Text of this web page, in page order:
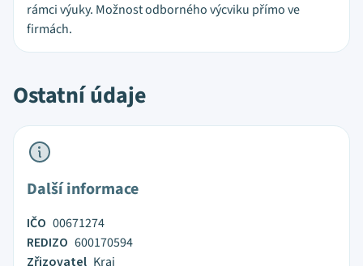
rámci výuky. Možnost odborného výcviku přímo ve
firmách.
Ostatní údaje
Další informace
IČO 00671274
REDIZO 600170594
Zřizovatel Kraj